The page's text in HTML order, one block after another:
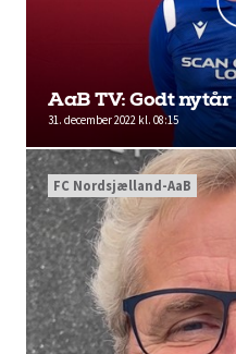
AaB TV: Godt nytår
31. december 2022 kl. 08:15
FC Nordsjælland-AaB